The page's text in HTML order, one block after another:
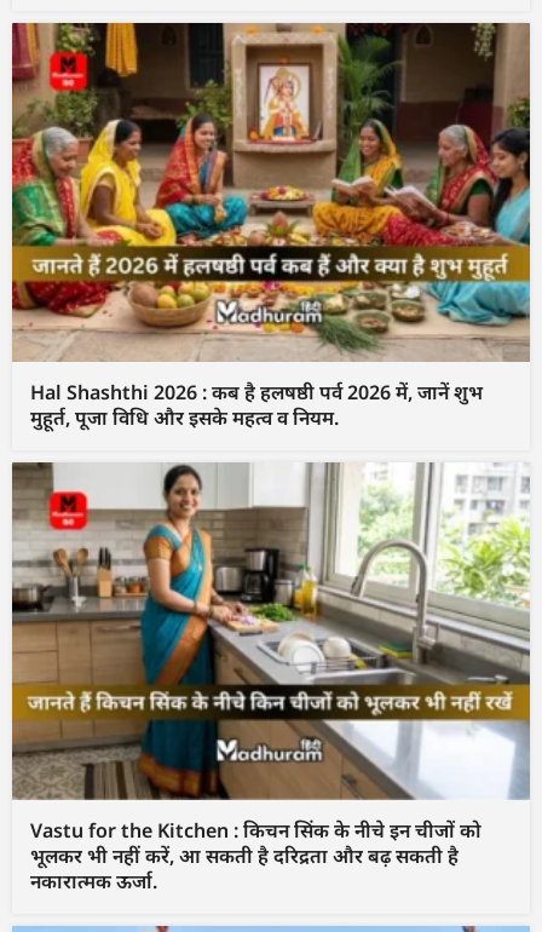
Hal Shashthi 2026 : कब है हलषष्ठी पर्व 2026 में, जानें शुभ
मुहूर्त, पूजा विधि और इसके महत्व व नियम.
Vastu for the Kitchen : किचन सिंक के नीचे इन चीजों को
भूलकर भी नहीं करें, आ सकती है दरिद्रता और बढ़ सकती है
नकारात्मक ऊर्जा.